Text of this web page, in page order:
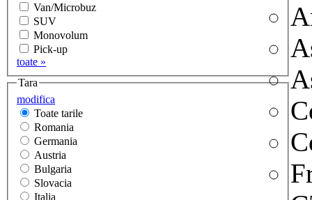
Van/Microbuz
SUV
Monovolum
Pick-up
toate »
modifica
Tara
Toate tarile
Romania
Germania
Austria
Bulgaria
Slovacia
Italia